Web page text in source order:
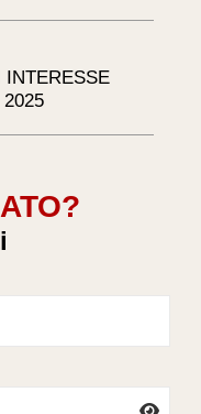
INTERESSE